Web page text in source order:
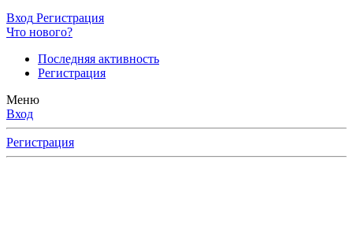
Вход Регистрация
Что нового?
Последняя активность
Регистрация
Меню
Вход
Регистрация